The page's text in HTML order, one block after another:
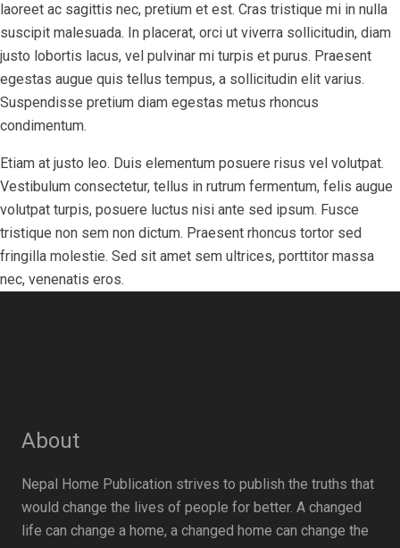
laoreet ac sagittis nec, pretium et est. Cras tristique mi in nulla
suscipit malesuada. In placerat, orci ut viverra sollicitudin, diam
justo lobortis lacus, vel pulvinar mi turpis et purus. Praesent
egestas augue quis tellus tempus, a sollicitudin elit varius.
Suspendisse pretium diam egestas metus rhoncus
condimentum.
Etiam at justo leo. Duis elementum posuere risus vel volutpat.
Vestibulum consectetur, tellus in rutrum fermentum, felis augue
volutpat turpis, posuere luctus nisi ante sed ipsum. Fusce
tristique non sem non dictum. Praesent rhoncus tortor sed
fringilla molestie. Sed sit amet sem ultrices, porttitor massa
nec, venenatis eros.
About
Nepal Home Publication strives to publish the truths that
would change the lives of people for better. A changed
life can change a home, a changed home can change the